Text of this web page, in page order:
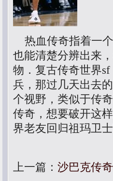
热血传奇指着一
也能清楚分辨出来
物．复古传奇世界
兵，那过几天出去
个视野，类似于传
传奇，想要破开这
界老友回归祖玛卫
上一篇： 沙巴克传